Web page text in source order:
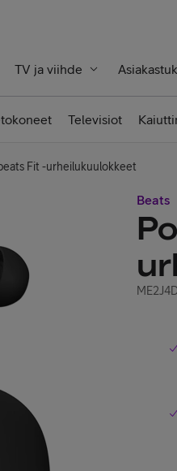
TV ja viihde
Televisiot
Fit -urheilukuulokkeet
Beats